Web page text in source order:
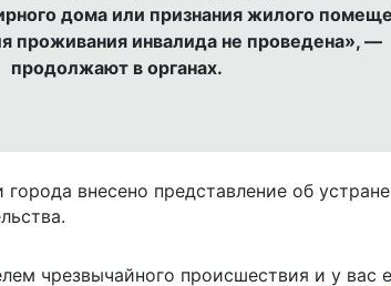
дома или признания жилого
проживания инвалида не проведена», —
продолжают в органах.
внесено представление об
чрезвычайного происшествия и у вас